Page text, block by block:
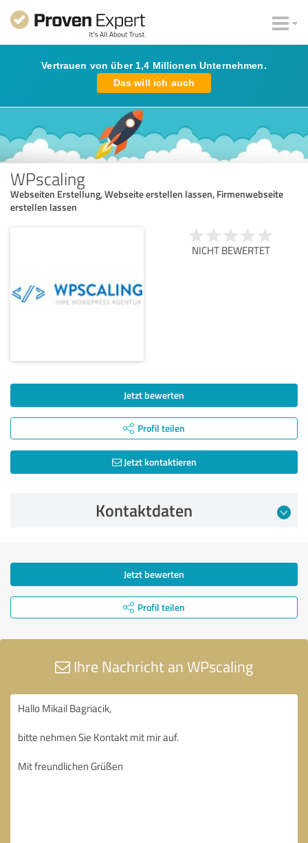
Vertrauen von über 1,4 Millionen Unternehmen.
Das will ich auch
WPscaling
Webseiten Erstellung, Webseite erstellen lassen, Firmenwebseite
erstellen lassen
NICHT BEWERTET
Jetzt bewerten
Profil teilen
Jetzt kontaktieren
Kontaktdaten
Jetzt bewerten
Profil teilen
Ihre Nachricht an WPscaling